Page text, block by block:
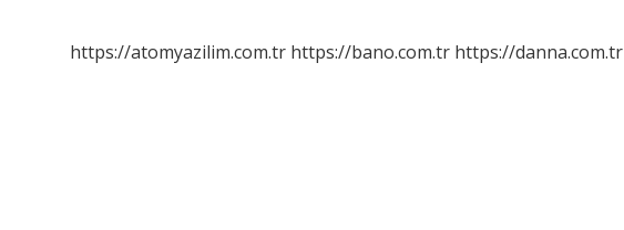
https://atomyazilim.com.tr https://bano.com.tr https://danna.com.tr